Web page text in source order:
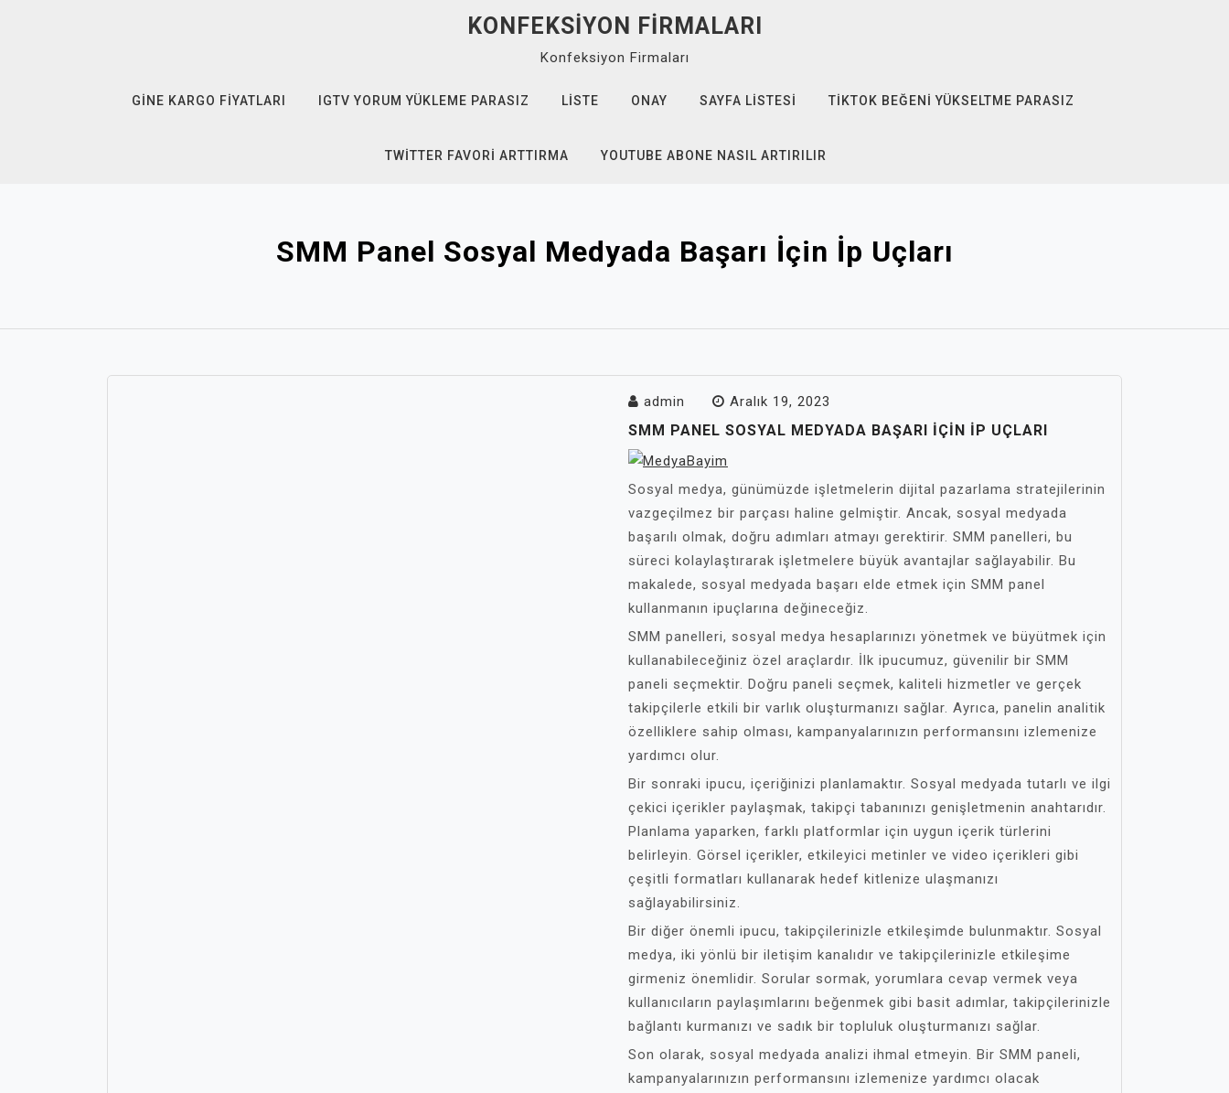
KONFEKSIYON FIRMALARI
Konfeksiyon Firmaları
GINE KARGO FIYATLARI IGTV YORUM YÜKLEME PARASIZ LISTE ONAY SAYFA LISTESI TIKTOK BEĞENI YÜKSELTME PARASIZ
TWITTER FAVORI ARTTIRMA YOUTUBE ABONE NASIL ARTIRILIR
SMM Panel Sosyal Medyada Başarı İçin İp Uçları
admin Aralık 19, 2023
SMM PANEL SOSYAL MEDYADA BAŞARI İÇIN İP UÇLARI
Sosyal medya, günümüzde işletmelerin dijital pazarlama stratejilerinin
vazgeçilmez bir parçası haline gelmiştir. Ancak, sosyal medyada
başarılı olmak, doğru adımları atmayı gerektirir. SMM panelleri, bu
süreci kolaylaştırarak işletmelere büyük avantajlar sağlayabilir. Bu
makalede, sosyal medyada başarı elde etmek için SMM panel
kullanmanın ipuçlarına değineceğiz.
SMM panelleri, sosyal medya hesaplarınızı yönetmek ve büyütmek için
kullanabileceğiniz özel araçlardır. İlk ipucumuz, güvenilir bir SMM
paneli seçmektir. Doğru paneli seçmek, kaliteli hizmetler ve gerçek
takipçilerle etkili bir varlık oluşturmanızı sağlar. Ayrıca, panelin analitik
özelliklere sahip olması, kampanyalarınızın performansını izlemenize
yardımcı olur.
Bir sonraki ipucu, içeriğinizi planlamaktır. Sosyal medyada tutarlı ve ilgi
çekici içerikler paylaşmak, takipçi tabanınızı genişletmenin anahtarıdır.
Planlama yaparken, farklı platformlar için uygun içerik türlerini
belirleyin. Görsel içerikler, etkileyici metinler ve video içerikleri gibi
çeşitli formatları kullanarak hedef kitlenize ulaşmanızı
sağlayabilirsiniz.
Bir diğer önemli ipucu, takipçilerinizle etkileşimde bulunmaktır. Sosyal
medya, iki yönlü bir iletişim kanalıdır ve takipçilerinizle etkileşime
girmeniz önemlidir. Sorular sormak, yorumlara cevap vermek veya
kullanıcıların paylaşımlarını beğenmek gibi basit adımlar, takipçilerinizle
bağlantı kurmanızı ve sadık bir topluluk oluşturmanızı sağlar.
Son olarak, sosyal medyada analizi ihmal etmeyin. Bir SMM paneli,
kampanyalarınızın performansını izlemenize yardımcı olacak